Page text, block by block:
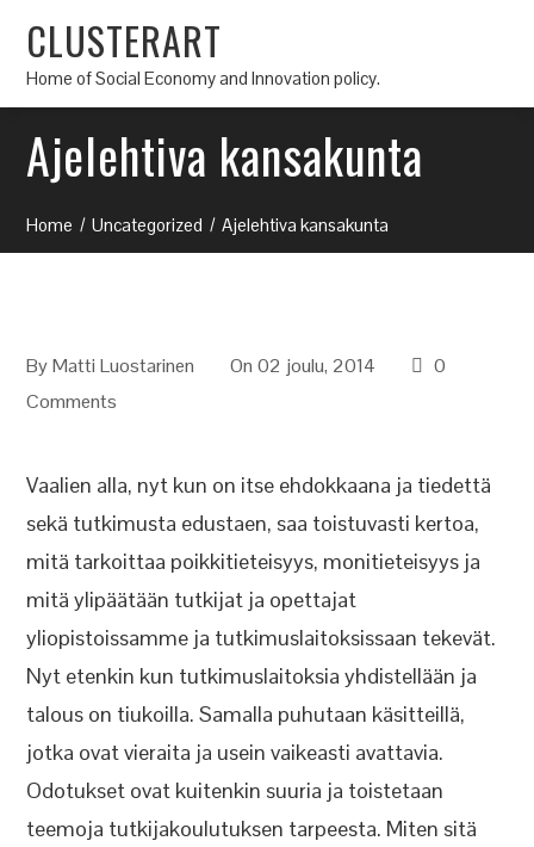
CLUSTERART
Home of Social Economy and Innovation policy.
Ajelehtiva kansakunta
Home Uncategorized Ajelehtiva kansakunta
ByMatti Luostarinen On 02 joulu, 2014
0
Comments
Vaalien alla, nyt kun on itse ehdokkaana ja tiedettä
sekä tutkimusta edustaen, saa toistuvasti kertoa,
mitä tarkoittaa poikkitieteisyys, monitieteisyys ja
mitä ylipäätään tutkijat ja opettajat
yliopistoissamme ja tutkimuslaitoksissaan tekevät.
Nyt etenkin kun tutkimuslaitoksia yhdistellään ja
talous on tiukoilla. Samalla puhutaan käsitteillä,
jotka ovat vieraita ja usein vaikeasti avattavia.
Odotukset ovat kuitenkin suuria ja toistetaan
teemoja tutkijakoulutuksen tarpeesta. Miten sitä